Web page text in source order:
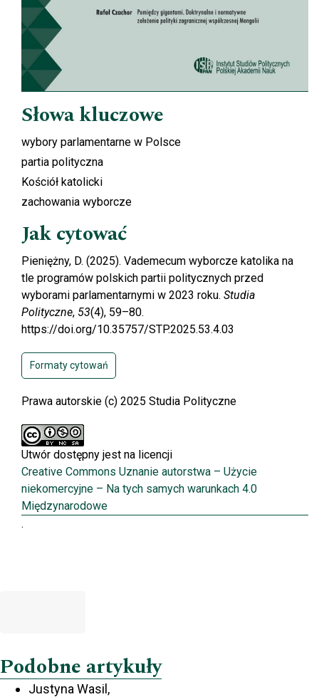
Słowa kluczowe
wybory parlamentarne w Polsce
partia polityczna
Kościół katolicki
zachowania wyborcze
Jak cytować
Pieniężny, D. (2025). Vademecum wyborcze katolika na
tle programów polskich partii politycznych przed
wyborami parlamentarnymi w 2023 roku. Studia
Polityczne, 53(4), 59–80.
https://doi.org/10.35757/STP.2025.53.4.03
Formaty cytowań
Prawa autorskie (c) 2025 Studia Polityczne
Utwór dostępny jest na licencji
Creative Commons Uznanie autorstwa – Użycie
niekomercyjne – Na tych samych warunkach 4.0
Międzynarodowe
.
Podobne artykuły
Justyna Wasil,